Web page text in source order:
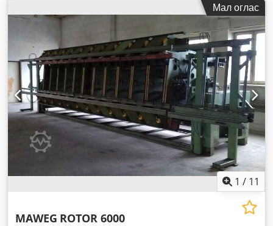
Мал оглас
1 / 11
MAWEG ROTOR 6000